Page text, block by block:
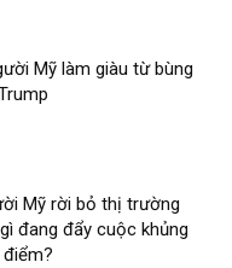
Mỹ làm giàu từ bùng
Mỹ rời bỏ thị trường
đang đẩy cuộc khủng